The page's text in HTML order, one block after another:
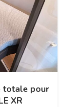
totale pour
XR